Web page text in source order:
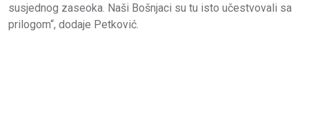
susjednog zaseoka. Naši Bošnjaci su tu isto učestvovali sa
prilogom“, dodaje Petković.